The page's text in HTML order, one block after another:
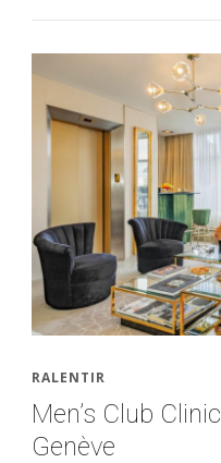
RALENTIR
Men’s Club
Genève